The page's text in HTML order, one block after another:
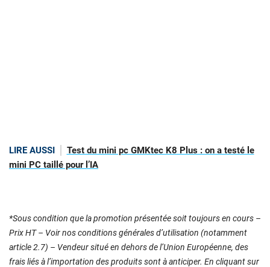
LIRE AUSSI
Test du mini pc GMKtec K8 Plus : on a testé le
mini PC taillé pour l’IA
*Sous condition que la promotion présentée soit toujours en cours –
Prix HT – Voir nos conditions générales d’utilisation (notamment
article 2.7) – Vendeur situé en dehors de l’Union Européenne, des
frais liés à l’importation des produits sont à anticiper. En cliquant sur